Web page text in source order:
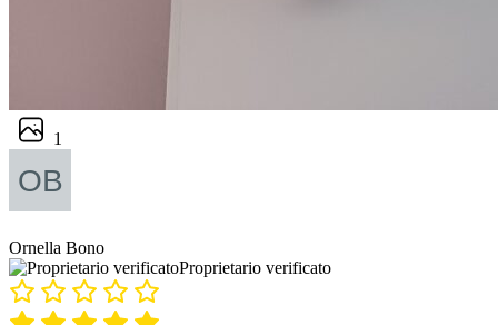
1
Ornella Bono
Proprietario verificato